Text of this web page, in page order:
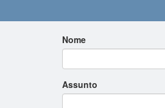
Nome
Assunto